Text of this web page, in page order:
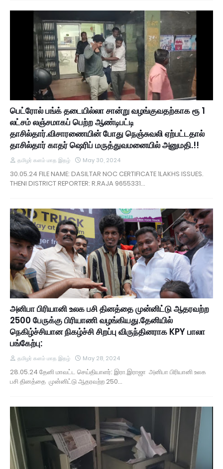
பெட்ரோல் பங்க் தடையில்லா சான்று வழங்குவதற்காக ரூ 1
லட்சம் லஞ்சமாகப் பெற்ற ஆண்டிபட்டி
தாசில்தார்.விசாரணையின் போது நெஞ்சுவலி ஏற்பட்டதால்
தாசில்தார் காதர் ஷெரிப் மருத்துவமனையில் அனுமதி.!!
தமிழர் களம் மாத இதழ் May 30, 2024
30.05.24 FILE NAME: DASILTAR NOC CERTIFICATE 1LAKHS ISSUES.
THENI DISTRICT REPORTER: R.RAJA 9655331…
அனிபா பிரியானி உலக பசி தினத்தை முன்னிட்டு ஆதரவற்ற
2500 பேருக்கு பிரியாணி வழங்கியது.தேனியில்
நெகிழ்ச்சியான நிகழ்ச்சி சிறப்பு விருந்தினராக KPY பாலா
பங்கேற்பு:
தமிழர் களம் மாத இதழ் May 28, 2024
28.05.24 தேனி மாவட்ட செய்தியாளர்: இரா.இராஜா அனிபா பிரியானி உலக
பசி தினத்தை முன்னிட்டு ஆதரவற்ற 250…